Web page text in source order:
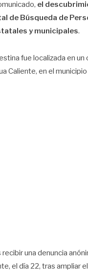
el
de Búsqueda de
y municipales.
fue localizada en un
Caliente, en el
una denuncia
el día 22, tras ampliar